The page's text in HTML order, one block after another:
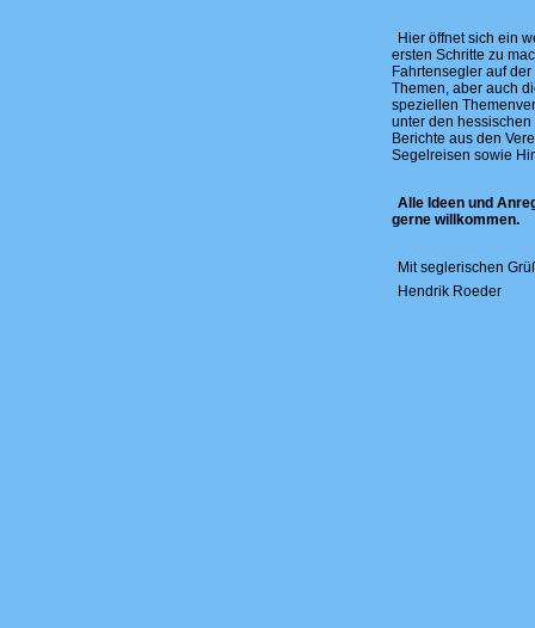
Hier öffnet sich ein
ersten Schritte zu
Fahrtensegler auf
Themen, aber auch
speziellen
unter den
Berichte aus den
Segelreisen sowie
Alle Ideen und
gerne willkommen.
Mit seglerischen
Hendrik Roeder